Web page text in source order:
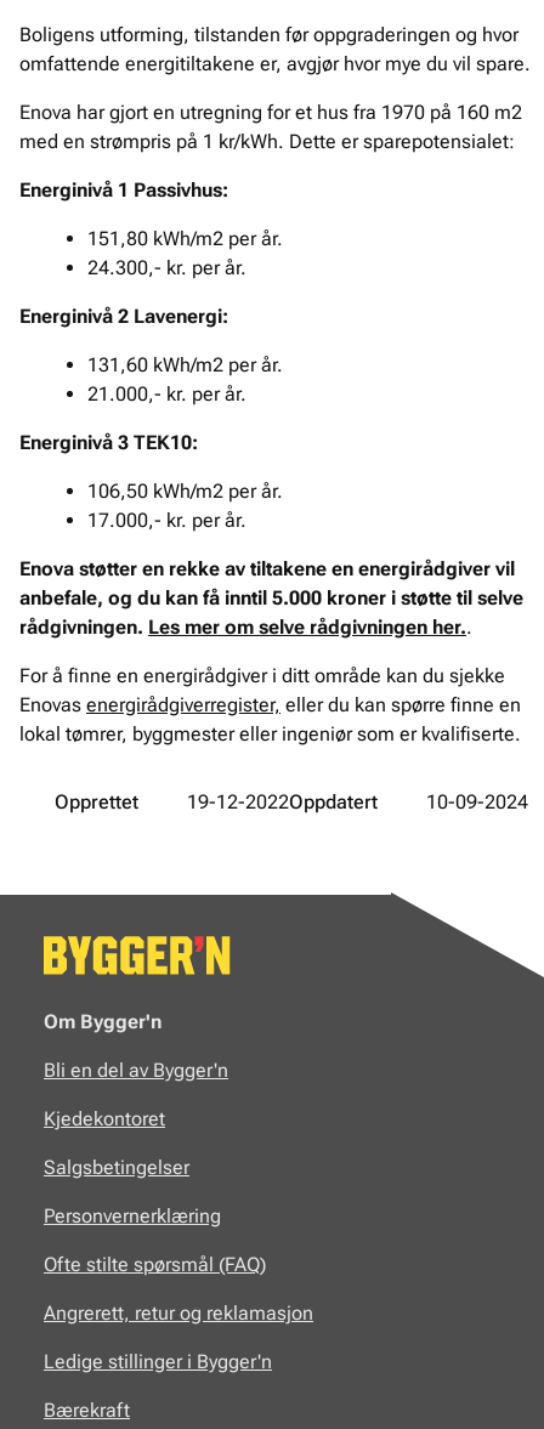
Boligens utforming, tilstanden før oppgraderingen og hvor
omfattende energitiltakene er, avgjør hvor mye du vil spare.
Enova har gjort en utregning for et hus fra 1970 på 160 m2
med en strømpris på 1 kr/kWh. Dette er sparepotensialet:
Energinivå 1 Passivhus:
151,80 kWh/m2 per år.
24.300,- kr. per år.
Energinivå 2 Lavenergi:
131,60 kWh/m2 per år.
21.000,- kr. per år.
Energinivå 3 TEK10:
106,50 kWh/m2 per år.
17.000,- kr. per år.
Enova støtter en rekke av tiltakene en energirådgiver vil
anbefale, og du kan få inntil 5.000 kroner i støtte til selve
rådgivningen. Les mer om selve rådgivningen her..
For å finne en energirådgiver i ditt område kan du sjekke
Enovas energirådgiverregister, eller du kan spørre finne en
lokal tømrer, byggmester eller ingeniør som er kvalifiserte.
Opprettet 19-12-2022Oppdatert 10-09-2024
Om Bygger'n
Bli en del av Bygger'n
Kjedekontoret
Salgsbetingelser
Personvernerklæring
Ofte stilte spørsmål (FAQ)
Angrerett, retur og reklamasjon
Ledige stillinger i Bygger'n
Bærekraft